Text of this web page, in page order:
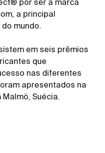
por ser a marca
a principal
mundo.
em seis prêmios
que
nas diferentes
apresentados na
Malmö, Suécia.